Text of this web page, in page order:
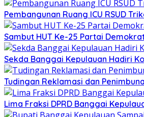
Pembangunan Ruang ICU RSUD
Sambut HUT Ke-25 Partai
Sekda Banggai Kepulauan Hadiri
Tudingan Reklamasi dan
Lima Fraksi DPRD Banggai